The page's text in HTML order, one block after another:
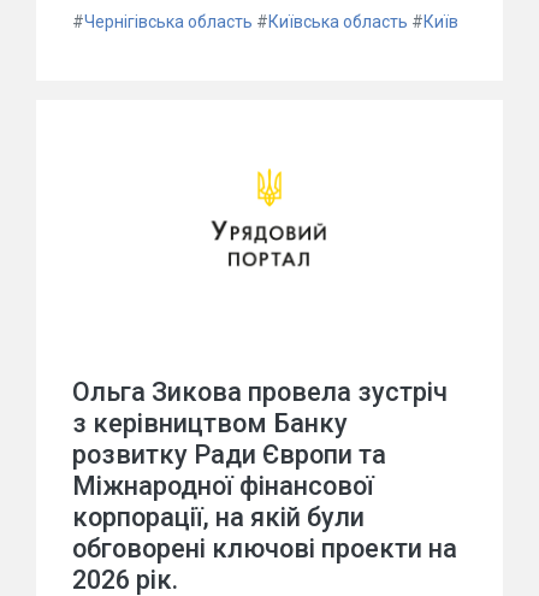
#Чернігівська область #Київська область #Київ
Ольга Зикова провела зустріч
з керівництвом Банку
розвитку Ради Європи та
Міжнародної фінансової
корпорації, на якій були
обговорені ключові проекти на
2026 рік.